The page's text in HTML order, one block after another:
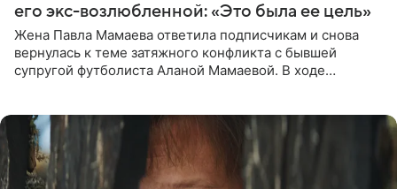
его экс-возлюбленной: «Это была ее цель»
Жена Павла Мамаева ответила подписчикам и снова
вернулась к теме затяжного конфликта с бывшей
супругой футболиста Аланой Мамаевой. В ходе